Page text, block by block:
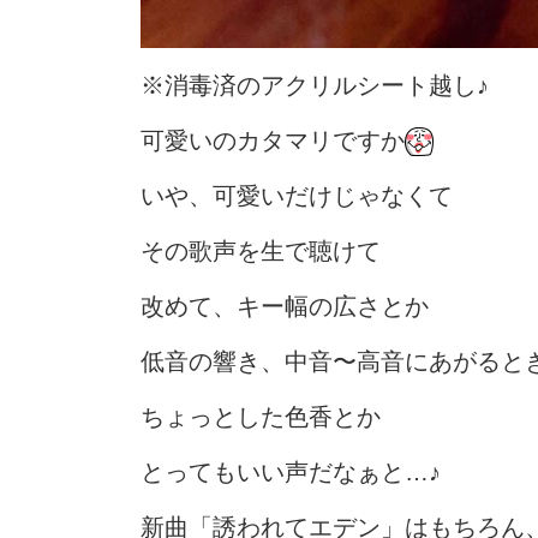
※消毒済のアクリルシート越し♪
可愛いのカタマリですか
いや、可愛いだけじゃなくて
その歌声を生で聴けて
改めて、キー幅の広さとか
低音の響き、中音〜高音にあがると
ちょっとした色香とか
とってもいい声だなぁと…♪
新曲「誘われてエデン」はもちろん